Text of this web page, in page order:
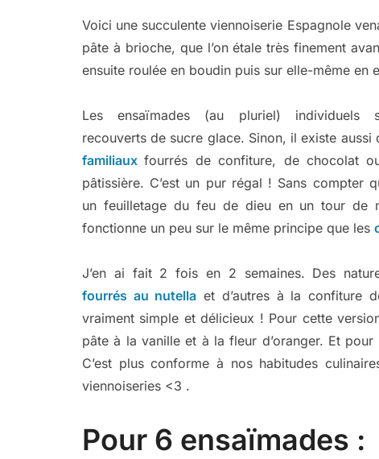
Voici une succulente viennoiserie Espagnole
pâte à brioche, que l’on étale très finement
ensuite roulée en boudin puis sur elle-même en
Les ensaïmades (au pluriel) individuels
recouverts de sucre glace. Sinon, il existe aussi
familiauxfourrés de confiture, de chocolat
pâtissière. C’est un pur régal ! Sans compter
un feuilletage du feu de dieu en un tour de
fonctionne un peu sur le même principe que les
J’en ai fait 2 fois en 2 semaines. Des
fourrés au nutella et d’autres à la confiture
vraiment simple et délicieux ! Pour cette
pâte à la vanille et à la fleur d’oranger. Et
C’est plus conforme à nos habitudes
viennoiseries <3 .
Pour 6 ensaïmades :